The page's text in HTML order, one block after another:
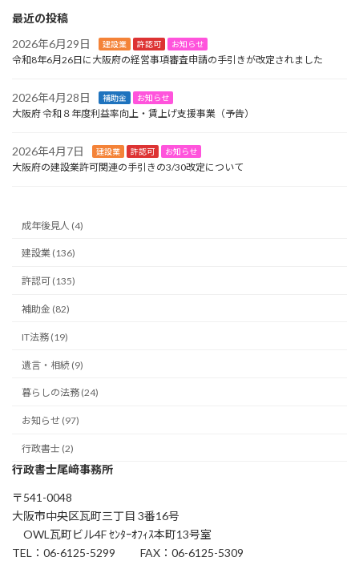
最近の投稿
2026年6月29日
建設業 許認可 お知らせ
令和8年6月26日に大阪府の経営事項審査申請の手引きが改定されました
2026年4月28日 補助金 お知らせ
大阪府 令和８年度利益率向上・賃上げ支援事業（予告）
2026年4月7日 建設業 許認可 お知らせ
大阪府の建設業許可関連の手引きの3/30改定について
成年後見人 (4)
建設業 (136)
許認可 (135)
補助金 (82)
IT法務 (19)
遺言・相続 (9)
暮らしの法務 (24)
お知らせ (97)
行政書士 (2)
行政書士尾﨑事務所
〒541-0048
大阪市中央区瓦町三丁目 3番16号
OWL瓦町ビル4F ｾﾝﾀｰｵﾌｨｽ本町13号室
TEL：06-6125-5299 FAX：06-6125-5309